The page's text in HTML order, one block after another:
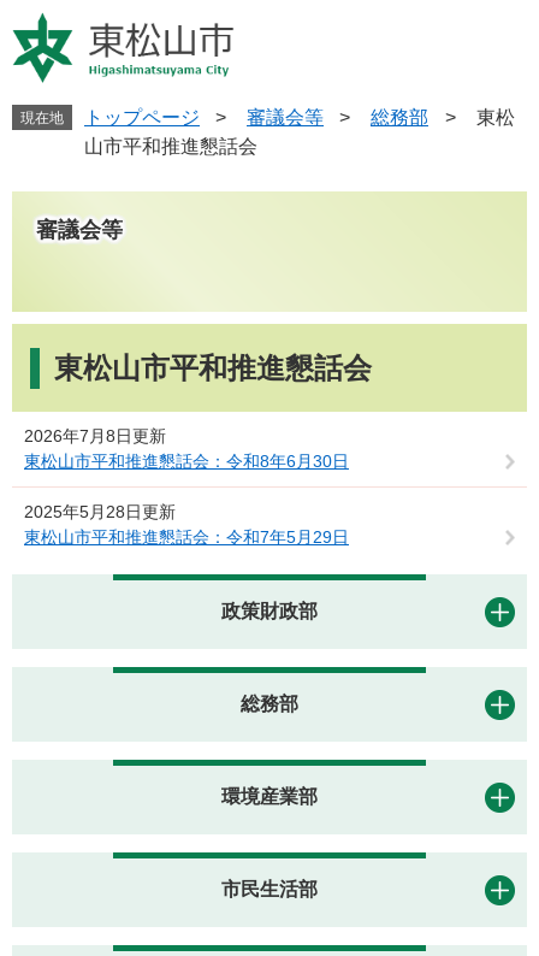
ー
ジ
す
ニ
ュ
し
現在地 トップページ > 審議会等 > 総務部 >
東松
山市平和推進懇話会
審議会等
東松山市平和推進懇話会
2026年7月8日更新
東松山市平和推進懇話会：令和8年6月30日
2025年5月28日更新
東松山市平和推進懇話会：令和7年5月29日
政策財政部
総務部
環境産業部
市民生活部